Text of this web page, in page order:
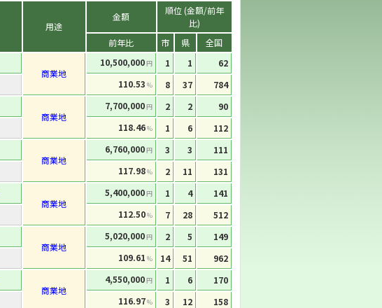
用途
金額
順位 (金額/前年
比)
前年比
市 県 全国
商業地
10,500,000円 1 1
62
110.53 % 8 37 784
商業地
7,700,000円 2 2
90
118.46% 1 6 112
商業地
6,760,000円 3 3
111
117.98% 2 11 131
商業地
5,400,000円 1 4
141
112.50% 7 28 512
商業地
5,020,000円 2 5
149
109.61 % 14 51 962
商業地
4,550,000円 1 6
170
116.97% 3 12 158